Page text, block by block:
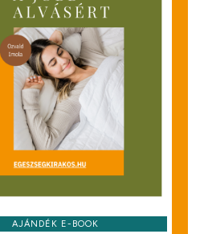
AJÁNDÉK E-BOOK